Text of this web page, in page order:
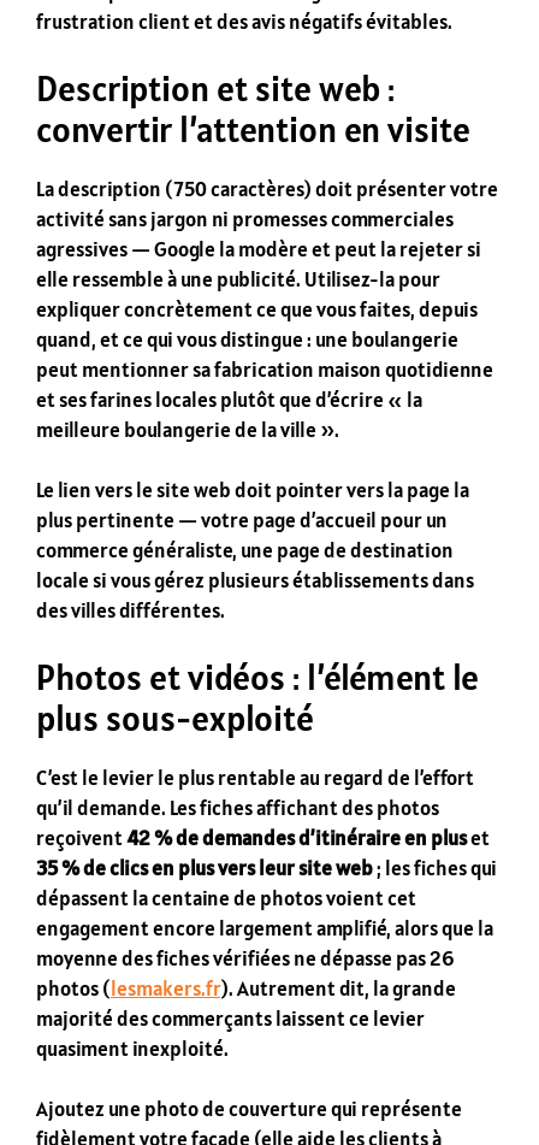
frustration client et des avis négatifs évitables.
Description et site web :
convertir l’attention en visite
La description (750 caractères) doit présenter votre
activité sans jargon ni promesses commerciales
agressives — Google la modère et peut la rejeter si
elle ressemble à une publicité. Utilisez-la pour
expliquer concrètement ce que vous faites, depuis
quand, et ce qui vous distingue : une boulangerie
peut mentionner sa fabrication maison quotidienne
et ses farines locales plutôt que d’écrire « la
meilleure boulangerie de la ville ».
Le lien vers le site web doit pointer vers la page la
plus pertinente — votre page d’accueil pour un
commerce généraliste, une page de destination
locale si vous gérez plusieurs établissements dans
des villes différentes.
Photos et vidéos : l’élément le
plus sous-exploité
C’est le levier le plus rentable au regard de l’effort
qu’il demande. Les fiches affichant des photos
reçoivent42 % de demandes d’itinéraire en pluset
35 % de clics en plus vers leur site web; les fiches qui
dépassent la centaine de photos voient cet
engagement encore largement amplifié, alors que la
moyenne des fiches vérifiées ne dépasse pas 26
photos (lesmakers.fr). Autrement dit, la grande
majorité des commerçants laissent ce levier
quasiment inexploité.
Ajoutez une photo de couverture qui représente
fidèlement votre façade (elle aide les clients à